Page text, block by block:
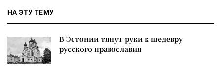
НА ЭТУ ТЕМУ
В Эстонии тянут руки к шедевру
русского православия